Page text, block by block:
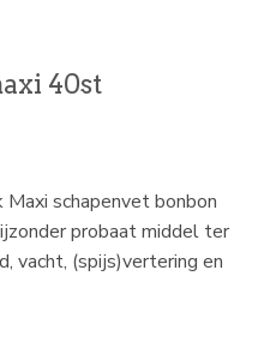
40st
schapenvet bonbon
probaat middel ter
vacht, (spijs)vertering en